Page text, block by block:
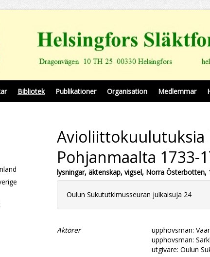
Bibliotek Publikationer Organisation Medlemmar
Avioliittokuulutuksia
Pohjanmaalta 1733-
lysningar, äktenskap, vigsel, Norra Österbotten,
Oulun Sukututkimusseuran julkaisuja 24
Aktörer
upphovsman:
upphovsman:
utgivare: Oulun